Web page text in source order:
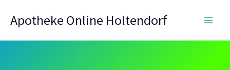
InhaltApotheke Online Holtendorf